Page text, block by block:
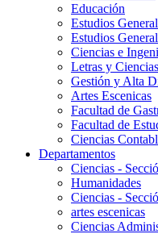
Educación
Estudios
Estudios
Ciencias e
Letras y
Gestión y Alta
Artes Escenicas
Facultad de
Facultad de
Ciencias
Departamentos
Ciencias -
Humanidades
Ciencias -
artes escenicas
Ciencias